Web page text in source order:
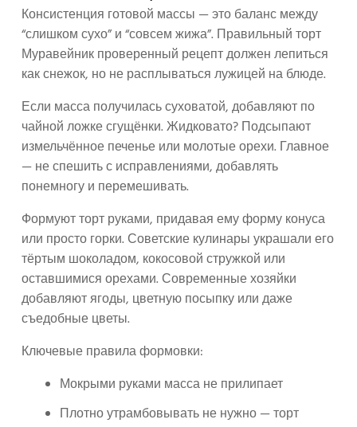
Консистенция готовой массы — это баланс между
“слишком сухо” и “совсем жижа”. Правильный торт
Муравейник проверенный рецепт должен лепиться
как снежок, но не расплываться лужицей на блюде.
Если масса получилась суховатой, добавляют по
чайной ложке сгущёнки. Жидковато? Подсыпают
измельчённое печенье или молотые орехи. Главное
— не спешить с исправлениями, добавлять
понемногу и перемешивать.
Формуют торт руками, придавая ему форму конуса
или просто горки. Советские кулинары украшали его
тёртым шоколадом, кокосовой стружкой или
оставшимися орехами. Современные хозяйки
добавляют ягоды, цветную посыпку или даже
съедобные цветы.
Ключевые правила формовки:
Мокрыми руками масса не прилипает
Плотно утрамбовывать не нужно — торт